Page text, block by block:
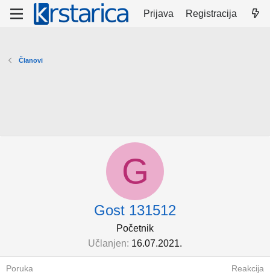
Prijava Registracija
Članovi
G
Gost 131512
Početnik
Učlanjen 16.07.2021.
Poruka Reakcija